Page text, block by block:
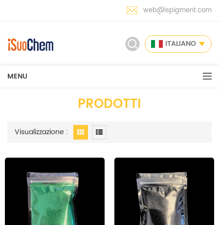
web@ispigment.com
ITALIANO
MENU
PRODOTTI
Visualizzazione :